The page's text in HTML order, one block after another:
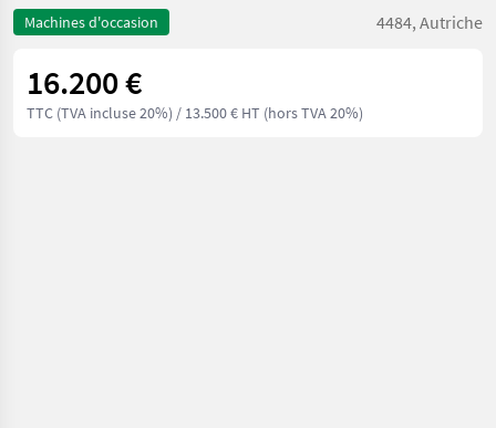
Machines d'occasion 4484, Autriche
16.200 €
TTC (TVA incluse 20%) / 13.500 € HT (hors TVA 20%)